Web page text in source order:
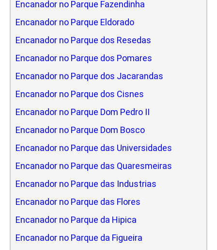
Encanador no Parque Fazendinha
Encanador no Parque Eldorado
Encanador no Parque dos Resedas
Encanador no Parque dos Pomares
Encanador no Parque dos Jacarandas
Encanador no Parque dos Cisnes
Encanador no Parque Dom Pedro II
Encanador no Parque Dom Bosco
Encanador no Parque das Universidades
Encanador no Parque das Quaresmeiras
Encanador no Parque das Industrias
Encanador no Parque das Flores
Encanador no Parque da Hipica
Encanador no Parque da Figueira